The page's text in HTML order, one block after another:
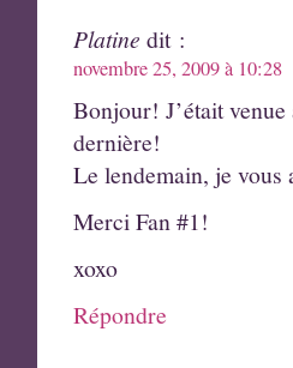
Platine dit :
novembre 25, 2009 à 10:28
Bonjour! J’était
dernière!
Le lendemain, je vous
Merci Fan #1!
xoxo
Répondre